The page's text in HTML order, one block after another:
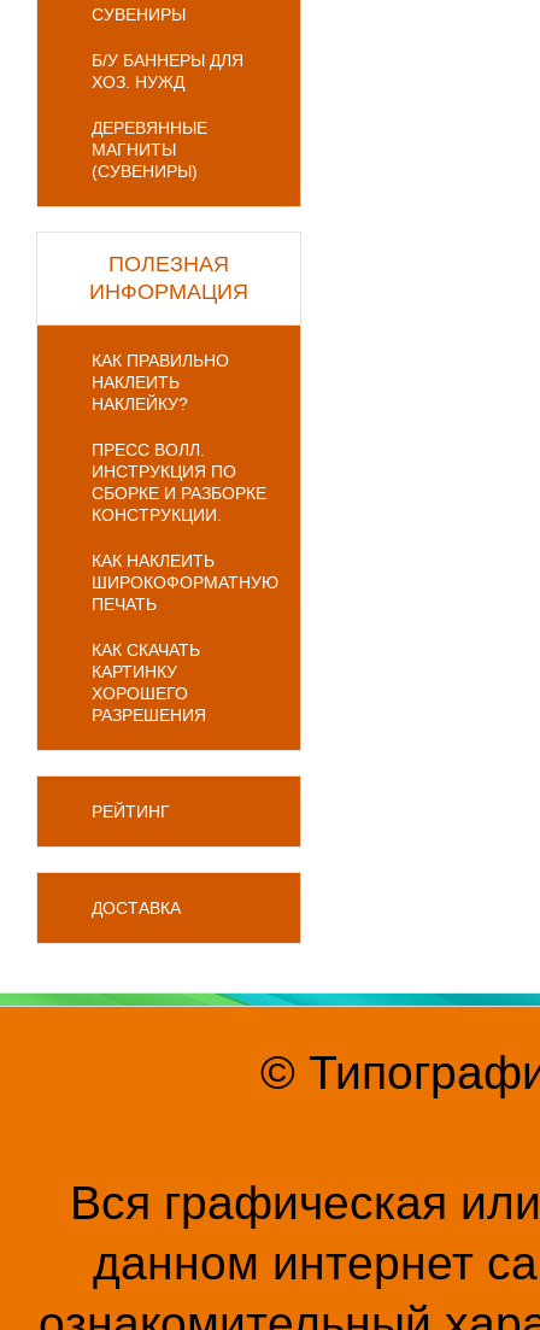
СУВЕНИРЫ
Б/У БАННЕРЫ ДЛЯ
ХОЗ. НУЖД
ДЕРЕВЯННЫЕ
МАГНИТЫ
(СУВЕНИРЫ)
ПОЛЕЗНАЯ
ИНФОРМАЦИЯ
КАК ПРАВИЛЬНО
НАКЛЕИТЬ
НАКЛЕЙКУ?
ПРЕСС ВОЛЛ.
ИНСТРУКЦИЯ ПО
СБОРКЕ И РАЗБОРКЕ
КОНСТРУКЦИИ.
КАК НАКЛЕИТЬ
ШИРОКОФОРМАТНУЮ
ПЕЧАТЬ
КАК СКАЧАТЬ
КАРТИНКУ
ХОРОШЕГО
РАЗРЕШЕНИЯ
РЕЙТИНГ
ДОСТАВКА
©
Вся графическая
данном интернет